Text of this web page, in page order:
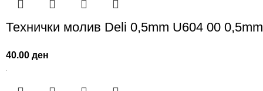
Технички молив Deli 0,5mm U604 00
40.00ден